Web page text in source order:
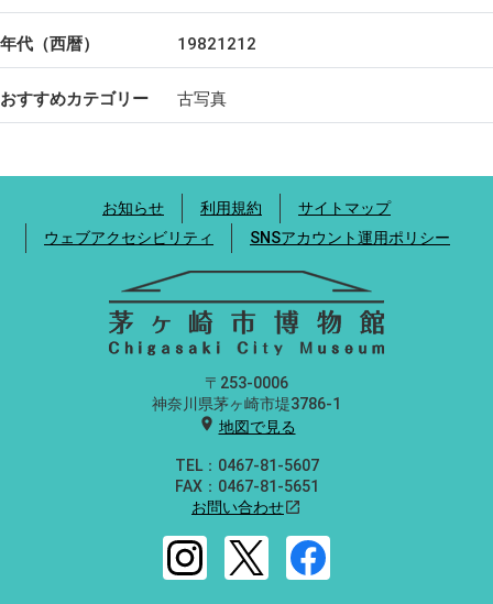
年代（西暦） 19821212
おすすめカテゴリー 古写真
お知らせ 利用規約
サイトマップ
ウェブアクセシビリティ
SNSアカウント運用ポリシー
〒253-0006
神奈川県茅ヶ崎市堤3786-1
location_on 地図で見る
TEL：0467-81-5607
FAX：0467-81-5651
お問い合わせopen_in_new